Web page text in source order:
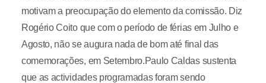
motivam a preocupação do elemento da comissão. Diz
Rogério Coito que com o período de férias em Julho e
Agosto, não se augura nada de bom até final das
comemorações, em Setembro.Paulo Caldas sustenta
que as actividades programadas foram sendo